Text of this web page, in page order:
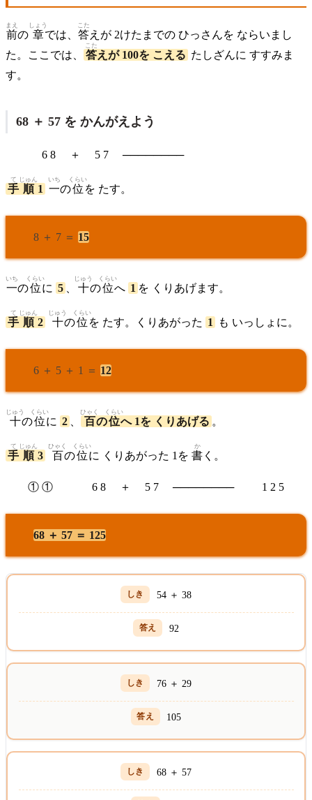
前
まえ
の 章
しょう
では、 答
こた
えが 2けたまでの ひっさんを ならいまし
た。ここでは、
答
こた
えが 100を こえる たしざんに すすみま
す。
68 ＋ 57 を かんがえよう
6 8 ＋ 5 7 ────────
手
て
順
じゅん
1 一
いち
の位
くらい
を たす。
8 ＋ 7 ＝ 15
一
いち
の位
くらい
に 5 十
じゅう
の位
くらい
へ 1 を くりあげます。
手
て
順
じゅん
2 十
じゅう
の位
くらい
を たす。くりあがった 1 も いっしょに。
6 ＋ 5 ＋ 1 ＝ 12
十
じゅう
の位
くらい
に 2 百
ひゃく
の位
くらい
へ 1を くりあげる 。
手
て
順
じゅん
3 百
ひゃく
の位
くらい
に くりあがった 1を 書
か
く。
① ① 6 8 ＋ 5 7 ──────── 1 2 5
68 ＋ 57 ＝ 125
54 ＋ 38
92
76 ＋ 29
105
68 ＋ 57